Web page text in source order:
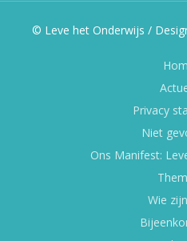
© Leve het Onderwijs /
Privacy
Niet
Ons Manifest:
Wie